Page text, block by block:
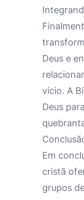
Deus e
vício. A
Deus
Em
cristã
grupos